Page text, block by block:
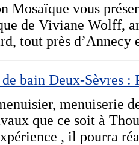
Mosaïque vous
de Viviane Wolff,
tout près d’Annecy
bain Deux-Sèvres :
menuiserie
que ce soit à
, il pourra